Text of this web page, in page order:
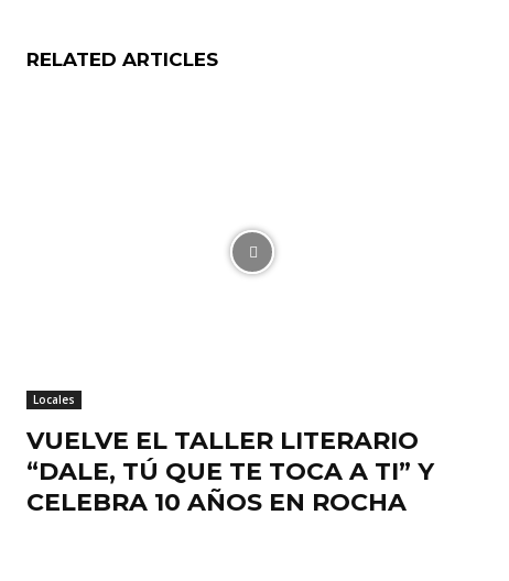
RELATED ARTICLES
Locales
VUELVE EL TALLER LITERARIO
“DALE, TÚ QUE TE TOCA A TI” Y
CELEBRA 10 AÑOS EN ROCHA